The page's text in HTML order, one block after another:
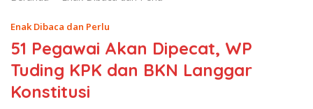
Enak Dibaca dan Perlu
51 Pegawai Akan Dipecat, WP
Tuding KPK dan BKN Langgar
Konstitusi